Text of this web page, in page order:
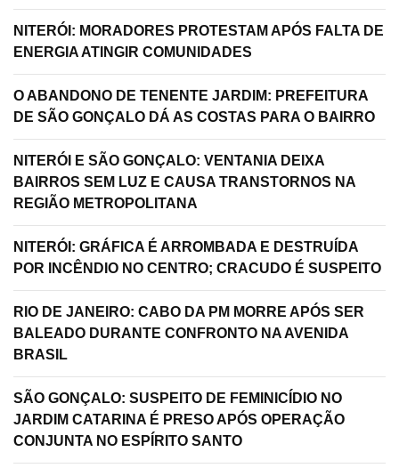
NITERÓI: MORADORES PROTESTAM APÓS FALTA DE
ENERGIA ATINGIR COMUNIDADES
O ABANDONO DE TENENTE JARDIM: PREFEITURA
DE SÃO GONÇALO DÁ AS COSTAS PARA O BAIRRO
NITERÓI E SÃO GONÇALO: VENTANIA DEIXA
BAIRROS SEM LUZ E CAUSA TRANSTORNOS NA
REGIÃO METROPOLITANA
NITERÓI: GRÁFICA É ARROMBADA E DESTRUÍDA
POR INCÊNDIO NO CENTRO; CRACUDO É SUSPEITO
RIO DE JANEIRO: CABO DA PM MORRE APÓS SER
BALEADO DURANTE CONFRONTO NA AVENIDA
BRASIL
SÃO GONÇALO: SUSPEITO DE FEMINICÍDIO NO
JARDIM CATARINA É PRESO APÓS OPERAÇÃO
CONJUNTA NO ESPÍRITO SANTO